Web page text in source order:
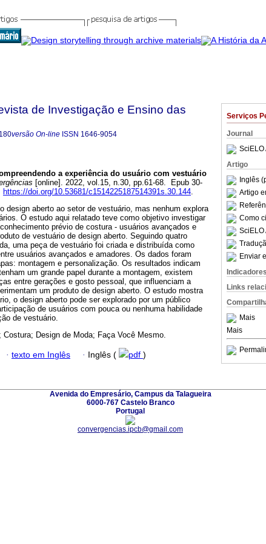
Serviços
Journal
SciELO
Artigo
Inglês
Artigo
Como
SciELO
Enviar
Indicadores
Links
Mais
Mais
de Investigação e Ensino das
versão On-line ISSN 1646-9054
a experiência do usuário com vestuário
[online]. 2022, vol.15, n.30, pp.61-68. Epub 30-
https://doi.org/10.53681/c1514225187514391s.30.144.
design aberto ao setor de vestuário, mas nenhum explora
O estudo aqui relatado teve como objetivo investigar
prévio de costura - usuários avançados e
de vestuário de design aberto. Seguindo quatro
uma peça de vestuário foi criada e distribuída como
usuários avançados e amadores. Os dados foram
montagem e personalização. Os resultados indicam
um grande papel durante a montagem, existem
entre gerações e gosto pessoal, que influenciam a
um produto de design aberto. O estudo mostra
o design aberto pode ser explorado por um público
de usuários com pouca ou nenhuma habilidade
de vestuário.
Costura; Design de Moda; Faça Você Mesmo.
· texto em Inglês · Inglês ( pdf )
Avenida do Empresário, Campus da Talagueira
6000-767 Castelo Branco
Portugal
convergencias.ipcb@gmail.com